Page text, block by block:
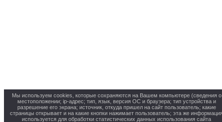
Мы используем cookies, которые сохраняются на Вашем компьютере (сведения о
местоположении; ip-адрес; тип, язык, версия ОС и браузера; тип устройства и
разрешение его экрана; источник, откуда пришел на сайт пользователь; какие
страницы открывает и на какие кнопки нажимает пользователь; эта же
используется для обработки статистических данных использования сайта